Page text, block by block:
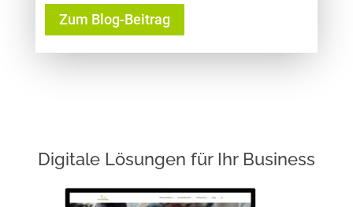
Zum Blog-Beitrag
Digitale Lösungen für Ihr Business